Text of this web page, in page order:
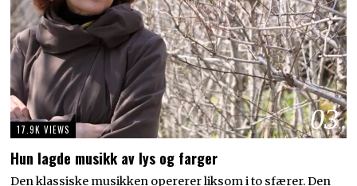
03
17.9K VIEWS
Hun lagde musikk av lys og farger
Den klassiske musikken opererer liksom i to sfærer. Den